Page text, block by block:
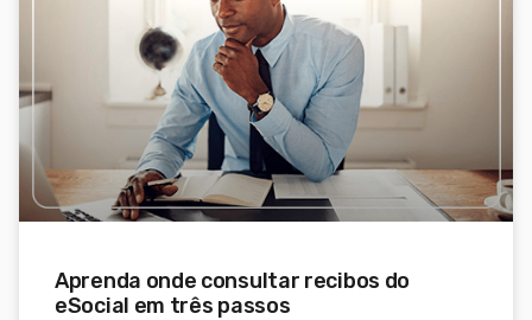
Aprenda onde consultar recibos do
eSocial em três passos